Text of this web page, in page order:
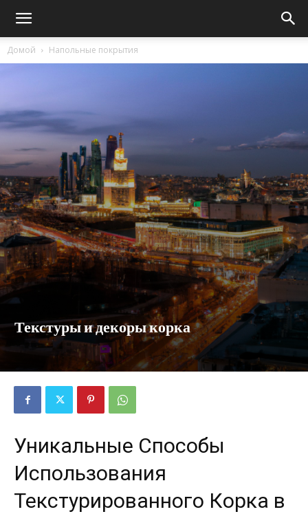
Домой Напольные покрытия
Текстуры и декоры корка
Уникальные Способы
Использования
Текстурированного Корка в